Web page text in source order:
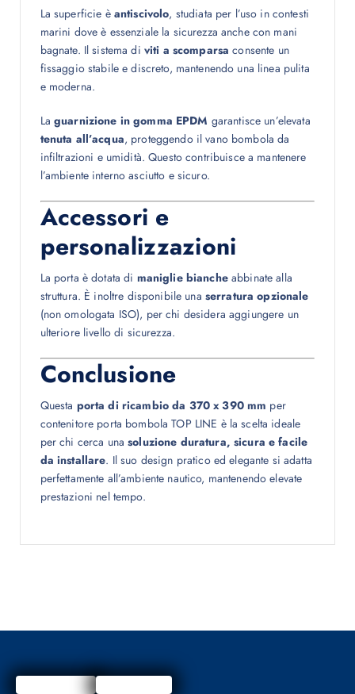
La superficie è antiscivolo, studiata per l’uso in contesti
marini dove è essenziale la sicurezza anche con mani
bagnate. Il sistema di viti a scomparsa consente un
fissaggio stabile e discreto, mantenendo una linea pulita
e moderna.
Laguarnizione in gomma EPDM garantisce un’elevata
tenuta all’acqua, proteggendo il vano bombola da
infiltrazioni e umidità. Questo contribuisce a mantenere
l’ambiente interno asciutto e sicuro.
Accessori e
personalizzazioni
La porta è dotata di maniglie biancheabbinate alla
struttura. È inoltre disponibile una serratura opzionale
(non omologata ISO), per chi desidera aggiungere un
ulteriore livello di sicurezza.
Conclusione
Questa porta di ricambio da 370 x 390 mm per
contenitore porta bombola TOP LINE è la scelta ideale
per chi cerca unasoluzione duratura, sicura e facile
da installare. Il suo design pratico ed elegante si adatta
perfettamente all’ambiente nautico, mantenendo elevate
prestazioni nel tempo.